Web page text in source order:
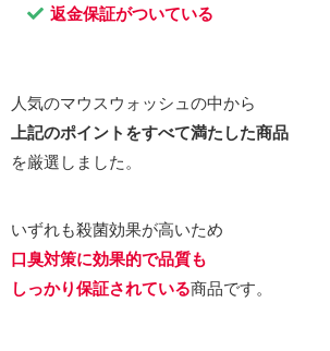
返金保証がついている
人気のマウスウォッシュの中から
上記のポイントをすべて満たした商品
を厳選しました。
いずれも殺菌効果が高いため
口臭対策に効果的で品質も
しっかり保証されている商品です。